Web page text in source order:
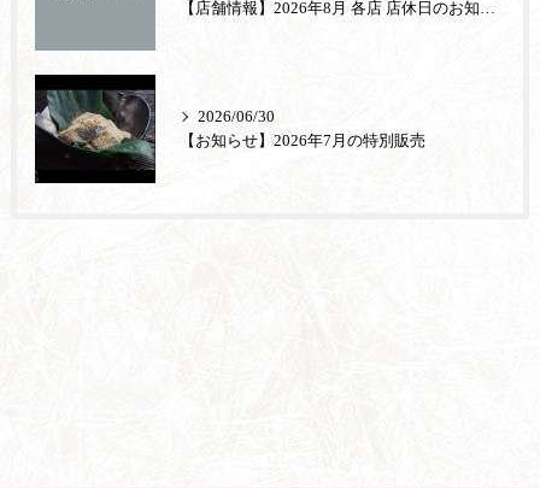
2026/06/30
【お知らせ】2026年7月の特別販売